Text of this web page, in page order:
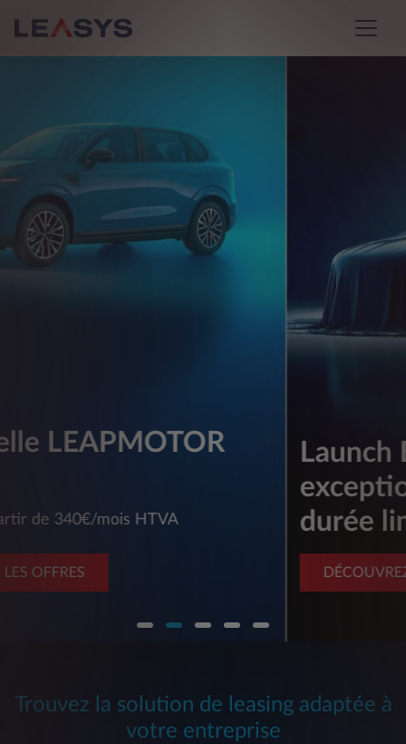
Launch Edition : Des prix
exceptionnels, pour une
durée limitée.
DÉCOUVREZ LES OFFRES
Trouvez la solution de leasing adaptée à
votre entreprise